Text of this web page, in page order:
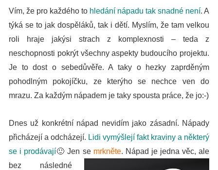
Vím, že pro každého to hledání nápadu tak snadné není. A
týká se to jak dospěláků, tak i dětí. Myslím, že tam velkou
roli hraje jakýsi strach z komplexnosti – teda z
neschopnosti pokrýt všechny aspekty budoucího projektu.
Je to dost o sebedůvěře. A taky o hezky zaprděným
pohodlným pokojíčku, ze kterýho se nechce ven do
mrazu. Za každým nápadem je taky spousta práce, že jo:-)
Dnes už konkrétní nápad nevidím jako zásadní. Nápady
přicházejí a odcházejí. Lidi vymýšlejí fakt kraviny a některý
se i prodávají🙂 Jen se mrkněte. Nápad je jedna věc, ale
bez následné